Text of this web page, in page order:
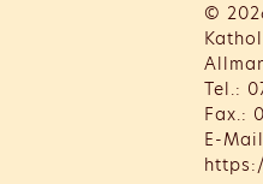
©
Tel.:
Fax.:
E-